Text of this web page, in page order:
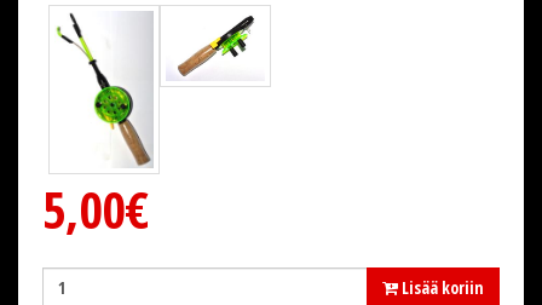
5,00€
Lisää koriin